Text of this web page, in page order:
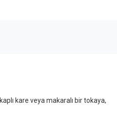
kare veya makaralı bir tokaya,